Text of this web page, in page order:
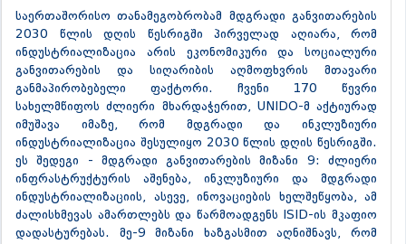
საერთაშორისო თანამეგობრობამ მდგრადი განვითარების
2030 წლის დღის წესრიგში პირველად აღიარა, რომ
ინდუსტრიალიზაცია არის ეკონომიკური და სოციალური
განვითარების და სიღარიბის აღმოფხვრის მთავარი
განმაპირობებელი ფაქტორი. ჩვენი 170 წევრი
სახელმწიფოს ძლიერი მხარდაჭერით, UNIDO-მ აქტიურად
იმუშავა იმაზე, რომ მდგრადი და ინკლუზიური
ინდუსტრიალიზაცია შესულიყო 2030 წლის დღის წესრიგში.
ეს შედეგი - მდგრადი განვითარების მიზანი 9: ძლიერი
ინფრასტრუქტურის აშენება, ინკლუზიური და მდგრადი
ინდუსტრიალიზაციის, ასევე, ინოვაციების ხელშეწყობა, ამ
ძალისხმევას ამართლებს და წარმოადგენს ISID-ის მკაფიო
დადასტურებას. მე-9 მიზანი ხაზგასმით აღნიშნავს, რომ